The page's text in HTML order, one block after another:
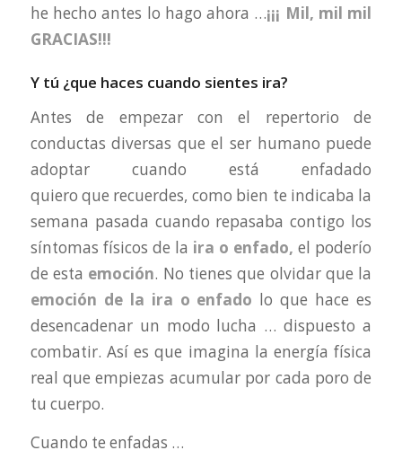
he hecho antes lo hago ahora …¡¡¡ Mil, mil mil
GRACIAS!!!
Y tú ¿que haces cuando sientes ira?
Antes de empezar con el repertorio de
conductas diversas que el ser humano puede
adoptar cuando está enfadado
quiero que recuerdes, como bien te indicaba la
semana pasada cuando repasaba contigo los
síntomas físicos de la ira o enfado, el poderío
de esta emoción. No tienes que olvidar que la
emoción de la ira o enfado lo que hace es
desencadenar un modo lucha … dispuesto a
combatir. Así es que imagina la energía física
real que empiezas acumular por cada poro de
tu cuerpo.
Cuando te enfadas …